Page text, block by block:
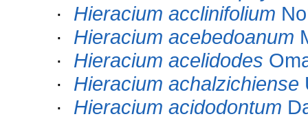
· Hieracium acclinifolium
· Hieracium acebedoanum
· Hieracium acelidodes
· Hieracium achalzichiense
· Hieracium acidodontum